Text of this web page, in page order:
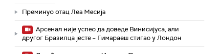
Преминуо отац Леа Месија
Арсенал није успео да доведе Винисијуса, али
другог Бразилца јесте – Гимараеш стигао у Лондон